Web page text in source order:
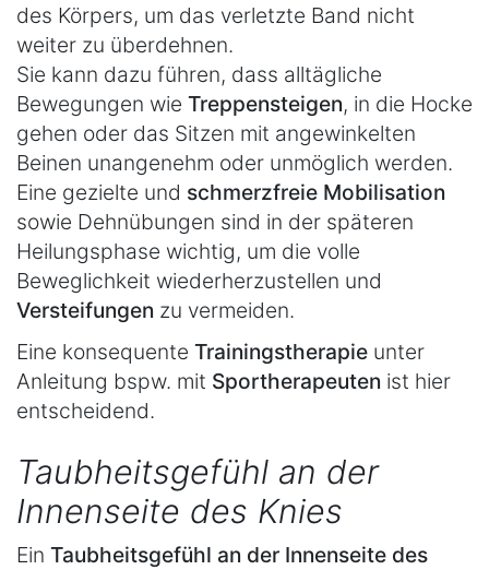
des Körpers, um das verletzte Band nicht
weiter zu überdehnen.
Sie kann dazu führen, dass alltägliche
Bewegungen wie Treppensteigen, in die Hocke
gehen oder das Sitzen mit angewinkelten
Beinen unangenehm oder unmöglich werden.
Eine gezielte und schmerzfreie Mobilisation
sowie Dehnübungen sind in der späteren
Heilungsphase wichtig, um die volle
Beweglichkeit wiederherzustellen und
Versteifungen zu vermeiden.
Eine konsequente Trainingstherapie unter
Anleitung bspw. mit Sportherapeuten ist hier
entscheidend.
Taubheitsgefühl an der
Innenseite des Knies
Ein Taubheitsgefühl an der Innenseite des